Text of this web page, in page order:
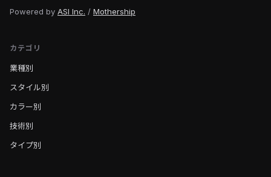
Powered by ASI Inc. / Mothership
カテゴリ
業種別
スタイル別
カラー別
技術別
タイプ別